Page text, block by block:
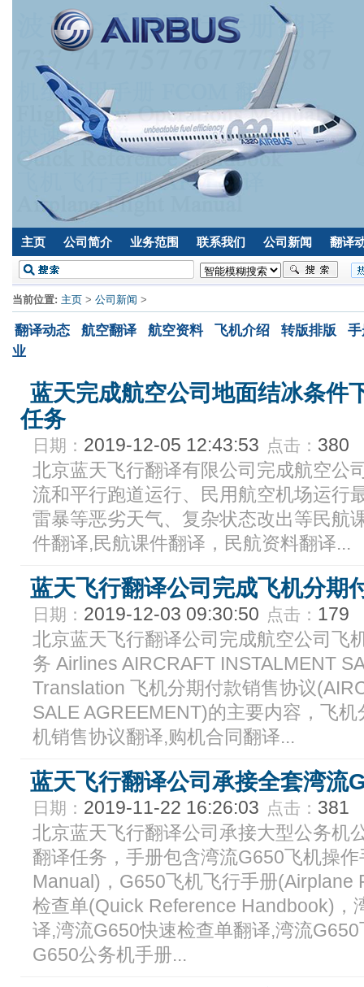
主页 公司简介 业务范围 联系我们 公司新闻 翻译
当前位置: 主页 > 公司新闻 >
翻译动态 航空翻译 航空资料 飞机介绍 转版排版
业
蓝天完成航空公司地面结冰条件
任务
日期： 2019-12-05 12:43:53 点击： 380
北京蓝天飞行翻译有限公司完成航空公
流和平行跑道运行、民用航空机场运行
雷暴等恶劣天气、复杂状态改出等民航
件翻译,民航课件翻译，民航资料翻译...
蓝天飞行翻译公司完成飞机分期
日期： 2019-12-03 09:30:50 点击： 179
北京蓝天飞行翻译公司完成航空公司飞
务 Airlines AIRCRAFT INSTALMENT
Translation 飞机分期付款销售协议
SALE AGREEMENT)的主要内容，飞
机销售协议翻译,购机合同翻译...
蓝天飞行翻译公司承接全套湾流
日期： 2019-11-22 16:26:03 点击： 381
北京蓝天飞行翻译公司承接大型公务机
翻译任务，手册包含湾流G650飞机操
Manual)，G650飞机飞行手册(Airplane
检查单(Quick Reference Handbook)，
译,湾流G650快速检查单翻译,湾流
G650公务机手册...